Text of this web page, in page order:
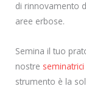
di rinnovamento
aree erbose.
Semina il tuo
nostre
strumento è la